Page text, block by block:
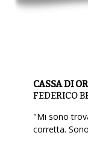
CASSA DI
FEDERICO
"Mi sono
corretta.